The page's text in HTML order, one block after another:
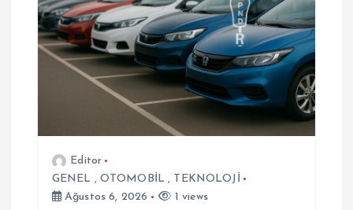
n
e
Editor
GENEL , OTOMOBİL , TEKNOLOJİ
Ağustos 6, 2026
1 views